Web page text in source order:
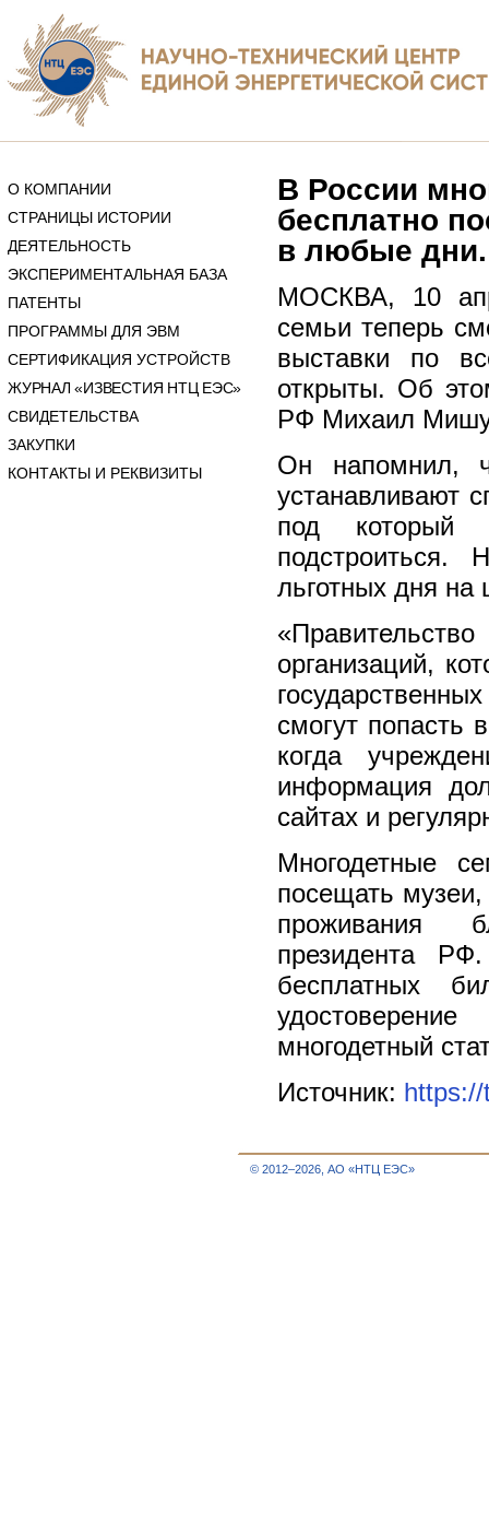
О КОМПАНИИ
СТРАНИЦЫ ИСТОРИИ
ДЕЯТЕЛЬНОСТЬ
ЭКСПЕРИМЕНТАЛЬНАЯ БАЗА
ПАТЕНТЫ
ПРОГРАММЫ ДЛЯ ЭВМ
СЕРТИФИКАЦИЯ УСТРОЙСТВ
ЖУРНАЛ «ИЗВЕСТИЯ НТЦ ЕЭС»
СВИДЕТЕЛЬСТВА
ЗАКУПКИ
КОНТАКТЫ И РЕКВИЗИТЫ
В России
бесплатно
в любые дни.
МОСКВА, 10
семьи теперь
выставки по
открыты. Об
РФ Михаил
Он напомнил,
устанавливают
под
подстроиться.
льготных дня
организаций,
смогут попасть
когда
информация
сайтах и
Многодетные
посещать музеи,
проживания
президента
бесплатных
многодетный
Источник:
© 2012–2026, АО «НТЦ ЕЭС»